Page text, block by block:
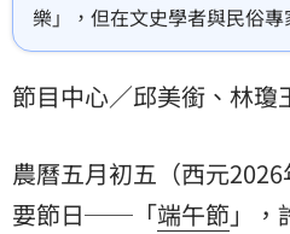
樂」，但在文史學者與民俗
不對味。這一天，更適合彼
此時正值仲夏之交，氣候轉趨
節目中心／邱美銜、林瓊
農曆五月初五（西元
要節日──「端午節」，